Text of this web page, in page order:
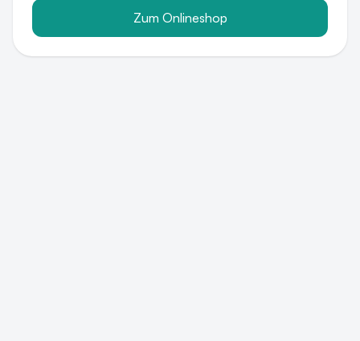
Zum Onlineshop